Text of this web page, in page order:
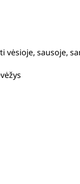
sausoje,